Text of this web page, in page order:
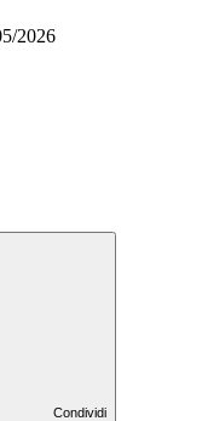
2026
Condividi